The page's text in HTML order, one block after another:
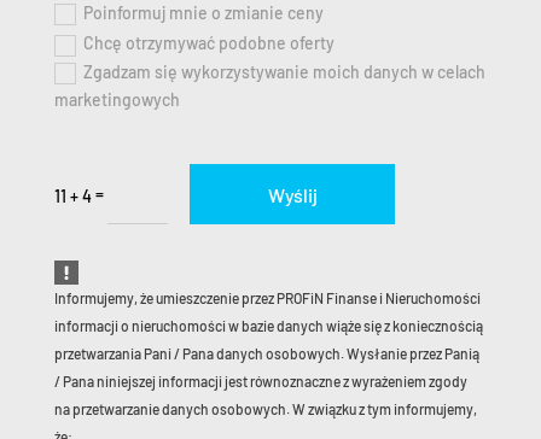
Poinformuj mnie o zmianie ceny
Chcę otrzymywać podobne oferty
Zgadzam się wykorzystywanie moich danych w celach
marketingowych
11 + 4= Wyślij
Informujemy, że umieszczenie przez PROFiN Finanse i Nieruchomości
informacji o nieruchomości w bazie danych wiąże się z koniecznością
przetwarzania Pani / Pana danych osobowych. Wysłanie przez Panią
/ Pana niniejszej informacji jest równoznaczne z wyrażeniem zgody
na przetwarzanie danych osobowych. W związku z tym informujemy,